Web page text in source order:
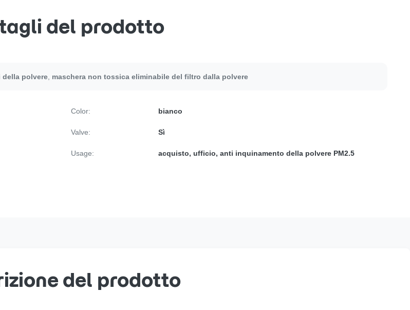
del prodotto
della polvere maschera non tossica eliminabile del filtro dalla polvere
Color: bianco
Valve: Sì
Usage: acquisto, ufficio, anti inquinamento della polvere PM2.5
del prodotto